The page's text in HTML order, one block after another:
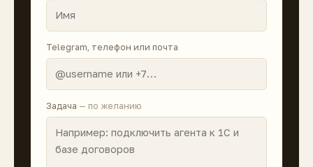
Telegram, телефон или почта
Задача — по желанию